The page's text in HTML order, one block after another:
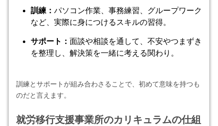
訓練： パソコン作業、事務練習、グループワーク
など、実際に身につけるスキルの習得。
サポート： 面談や相談を通して、不安やつまずき
を整理し、解決策を一緒に考える関わり。
訓練とサポートが組み合わさることで、初めて意味を持つも
のだと言えます。
就労移行支援事業所のカリキュラムの仕組